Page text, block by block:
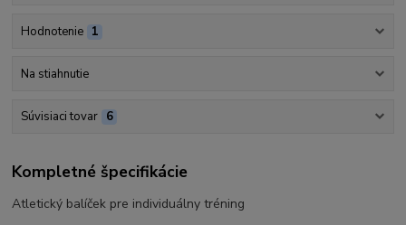
Hodnotenie 1
Na stiahnutie
Súvisiaci tovar 6
Kompletné špecifikácie
Atletický balíček pre individuálny tréning